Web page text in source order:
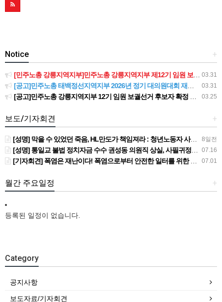
+
Notice
03.31
[민주노총 강릉지역지부]민주노총 강릉지역지부 제12기 임원 보궐선거결과 공고
03.31
[공고]민주노총 태백정선지역지부 2026년 정기 대의원대회 재소집 건
03.25
[공고]민주노총 강릉지역지부 12기 임원 보궐선거 후보자 확정 공고
+
보도/기자회견
8일전
[성명] 막을 수 있었던 죽음, HL만도가 책임져라 : 청년노동자 사망사고의 철저한 진상규명과 재발방지 대책 마련하라
07.16
[성명] 통일교 불법 정치자금 수수 권성동 의원직 상실, 사필귀정이다
07.01
[기자회견] 폭염은 재난이다! 폭염으로부터 안전한 일터를 위한 민주노총 강원지역본부 폭염감시단 선포 기자회견
+
월간 주요일정
등록된 일정이 없습니다.
Category
공지사항
보도자료/기자회견